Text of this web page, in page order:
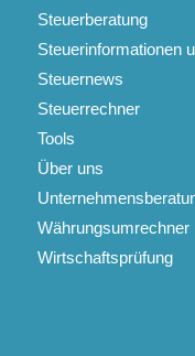
Steuerberatung
Steuerinformationen
Steuernews
Steuerrechner
Tools
Über uns
Währungsumrechner
Wirtschaftsprüfung